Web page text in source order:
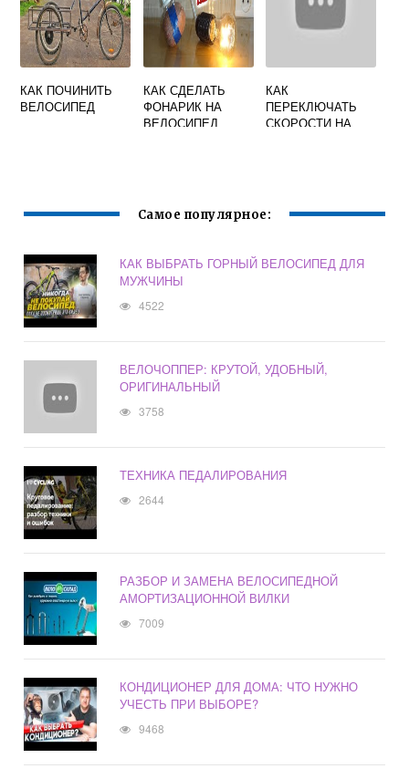
КАК ПОЧИНИТЬ
ВЕЛОСИПЕД
КАК СДЕЛАТЬ
ФОНАРИК НА
ВЕЛОСИПЕД
КАК
ПЕРЕКЛЮЧАТЬ
СКОРОСТИ НА
Самое популярное:
КАК ВЫБРАТЬ ГОРНЫЙ ВЕЛОСИПЕД ДЛЯ
МУЖЧИНЫ
4522
ВЕЛОЧОППЕР: КРУТОЙ, УДОБНЫЙ,
ОРИГИНАЛЬНЫЙ
3758
ТЕХНИКА ПЕДАЛИРОВАНИЯ
2644
РАЗБОР И ЗАМЕНА ВЕЛОСИПЕДНОЙ
АМОРТИЗАЦИОННОЙ ВИЛКИ
7009
КОНДИЦИОНЕР ДЛЯ ДОМА: ЧТО НУЖНО
УЧЕСТЬ ПРИ ВЫБОРЕ?
9468